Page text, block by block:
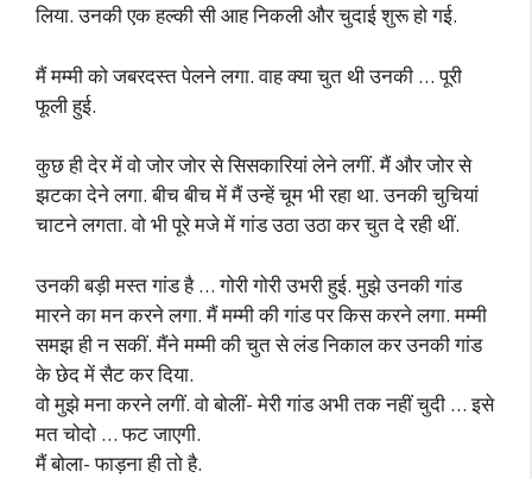
लिया. उनकी एक हल्की सी आह निकली और चुदाई शुरू हो गई.
मैं मम्मी को जबरदस्त पेलने लगा. वाह क्या चुत थी उनकी … पूरी
फूली हुई.
कुछ ही देर में वो जोर जोर से सिसकारियां लेने लगीं. मैं और जोर से
झटका देने लगा. बीच बीच में मैं उन्हें चूम भी रहा था. उनकी चुचियां
चाटने लगता. वो भी पूरे मजे में गांड उठा उठा कर चुत दे रही थीं.
उनकी बड़ी मस्त गांड है … गोरी गोरी उभरी हुई. मुझे उनकी गांड
मारने का मन करने लगा. मैं मम्मी की गांड पर किस करने लगा. मम्मी
समझ ही न सकीं. मैंने मम्मी की चुत से लंड निकाल कर उनकी गांड
के छेद में सैट कर दिया.
वो मुझे मना करने लगीं. वो बोलीं- मेरी गांड अभी तक नहीं चुदी … इसे
मत चोदो … फट जाएगी.
मैं बोला- फाड़ना ही तो है.